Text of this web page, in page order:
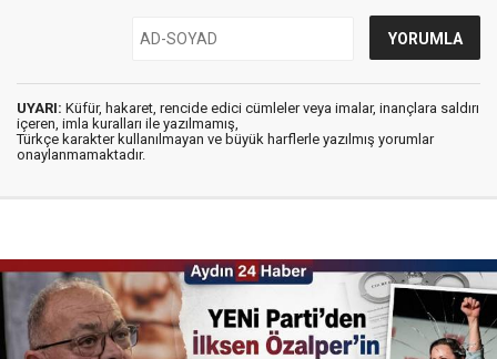
UYARI: Küfür, hakaret, rencide edici cümleler veya imalar, inançlara saldırı
içeren, imla kuralları ile yazılmamış,
Türkçe karakter kullanılmayan ve büyük harflerle yazılmış yorumlar
onaylanmamaktadır.